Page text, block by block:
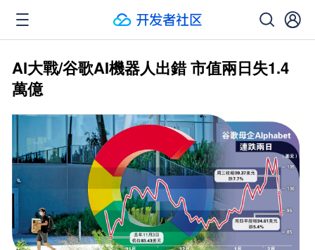
AI大戰/谷歌AI機器人出錯 市值兩日失1.4
萬億